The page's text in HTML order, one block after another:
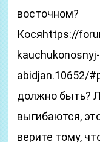
восточном?
Косяhttps://
abidjan.10652/
должно быть?
выгибаются,
верите тому,